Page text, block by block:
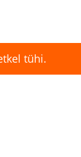
tühi.